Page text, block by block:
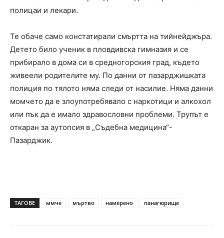
полицаи и лекари.
Те обаче само констатирали смъртта на тийнейджъра.
Детето било ученик в пловдивска гимназия и се
прибирало в дома си в средногорския град, където
живеели родителите му. По данни от пазарджишката
полиция по тялото няма следи от насилие. Няма данни
момчето да е злоупотребявало с наркотици и алкохол
или пък да е имало здравословни проблеми. Трупът е
откаран за аутопсия в „Съдебна медицина“-
Пазарджик.
ТАГОВЕ ммче мъртво намерено панагюрище